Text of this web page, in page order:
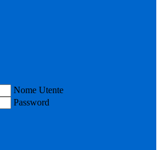
Nome Utente
Password